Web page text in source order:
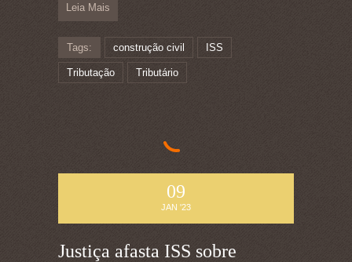
Leia Mais
Tags: construção civil ISS
Tributação Tributário
09
JAN '23
Justiça afasta ISS sobre